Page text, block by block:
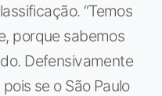
“Temos
porque sabemos
Defensivamente
se o São Paulo